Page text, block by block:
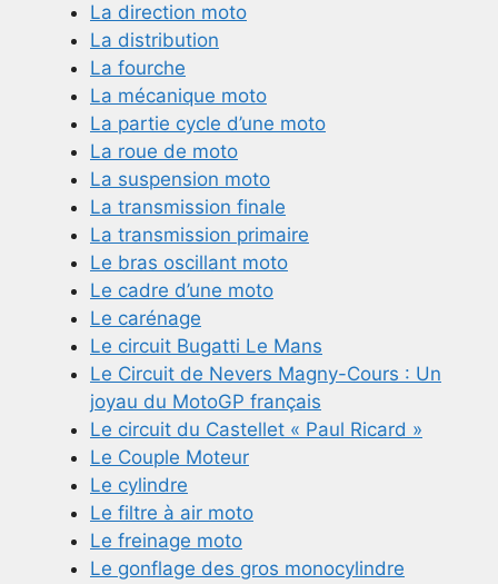
La direction moto
La distribution
La fourche
La mécanique moto
La partie cycle d’une moto
La roue de moto
La suspension moto
La transmission finale
La transmission primaire
Le bras oscillant moto
Le cadre d’une moto
Le carénage
Le circuit Bugatti Le Mans
Le Circuit de Nevers Magny-Cours : Un
joyau du MotoGP français
Le circuit du Castellet « Paul Ricard »
Le Couple Moteur
Le cylindre
Le filtre à air moto
Le freinage moto
Le gonflage des gros monocylindre